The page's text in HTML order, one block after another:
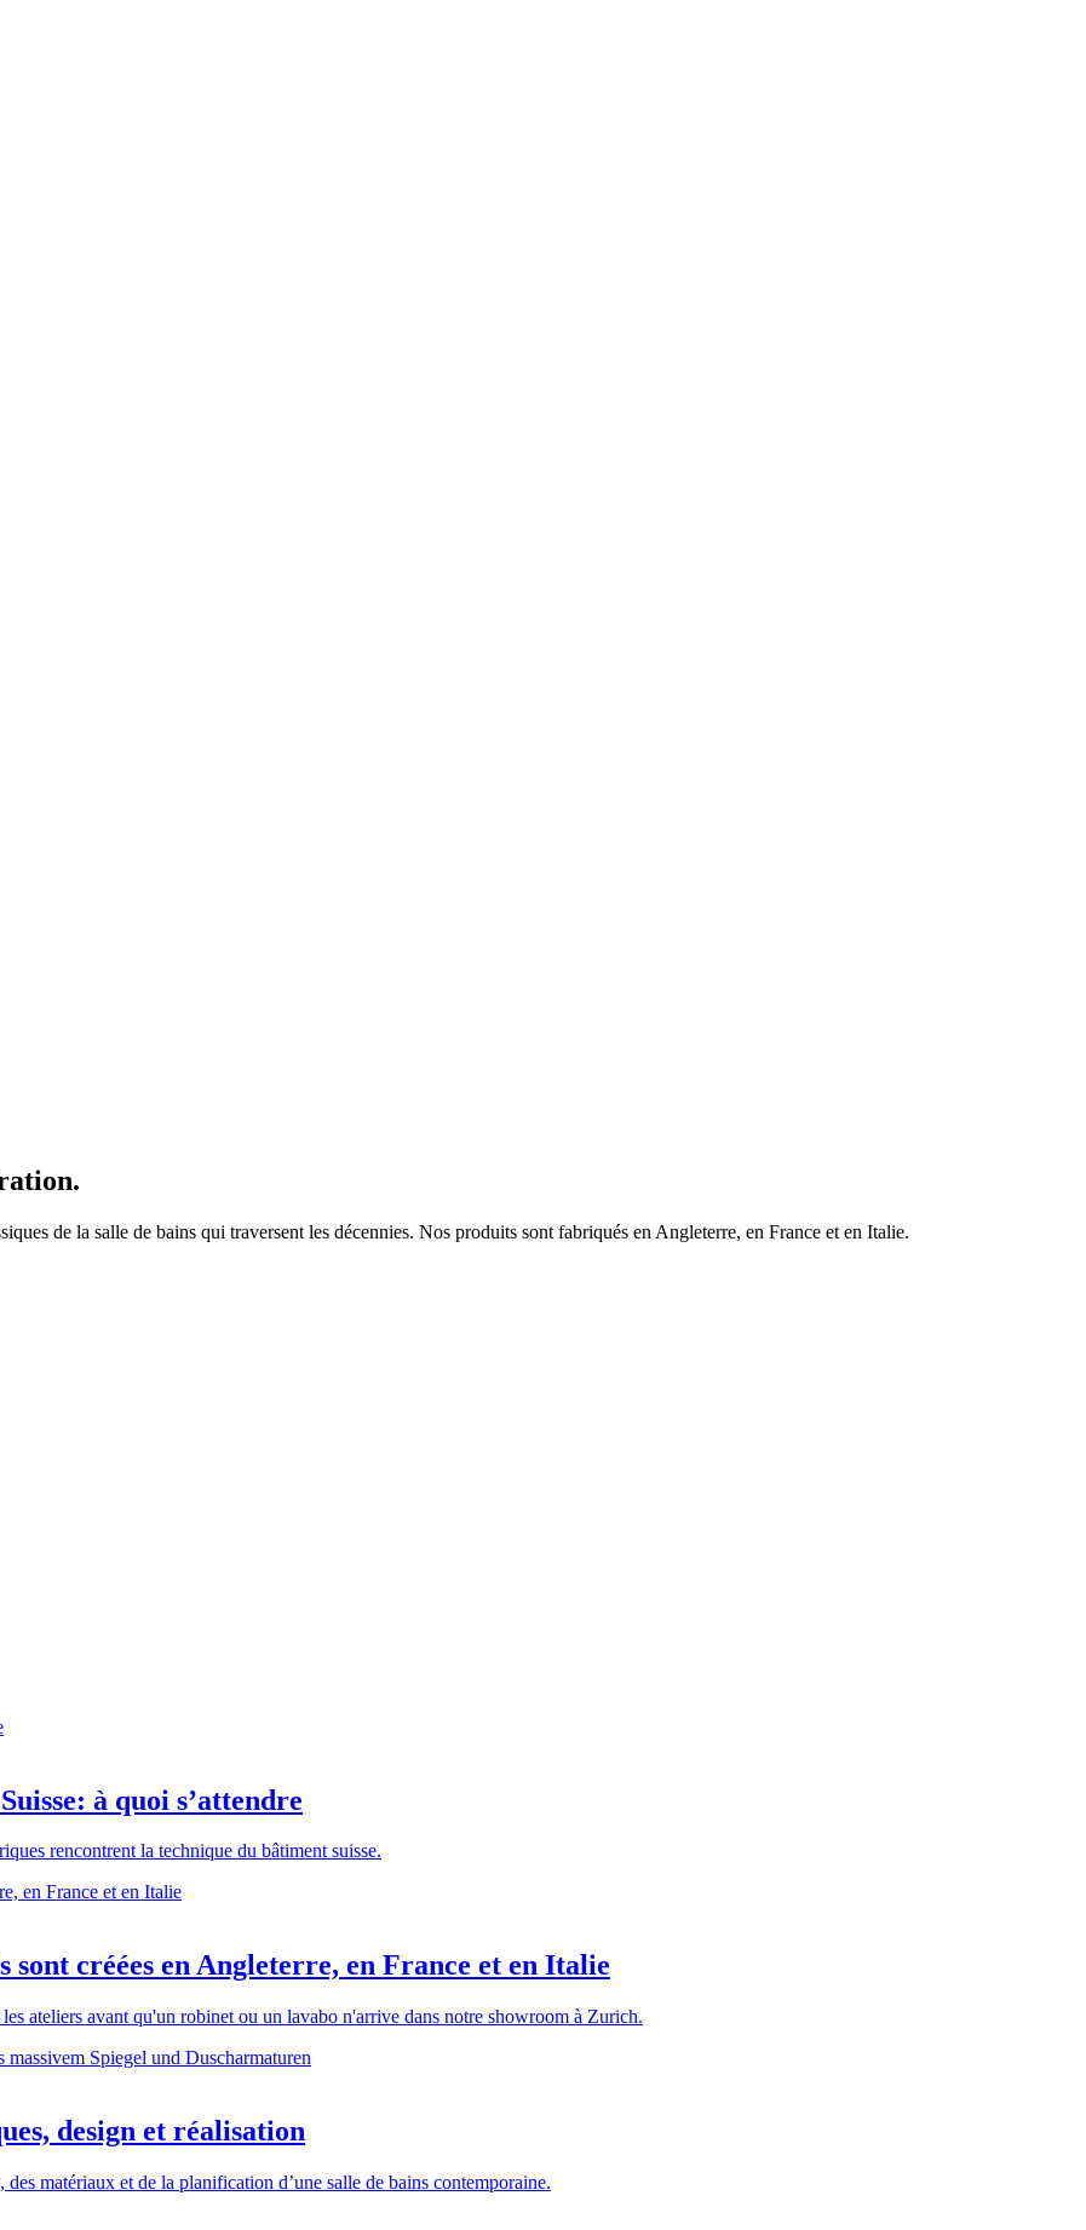
de la salle de bains qui traversent les décennies. Nos produits sont fabriqués en Angleterre, en France et en Italie.
à quoi s’attendre
rencontrent la technique du bâtiment suisse.
créées en Angleterre, en France et en Italie
ateliers avant qu'un robinet ou un lavabo n'arrive dans notre showroom à Zurich.
design et réalisation
matériaux et de la planification d’une salle de bains contemporaine.